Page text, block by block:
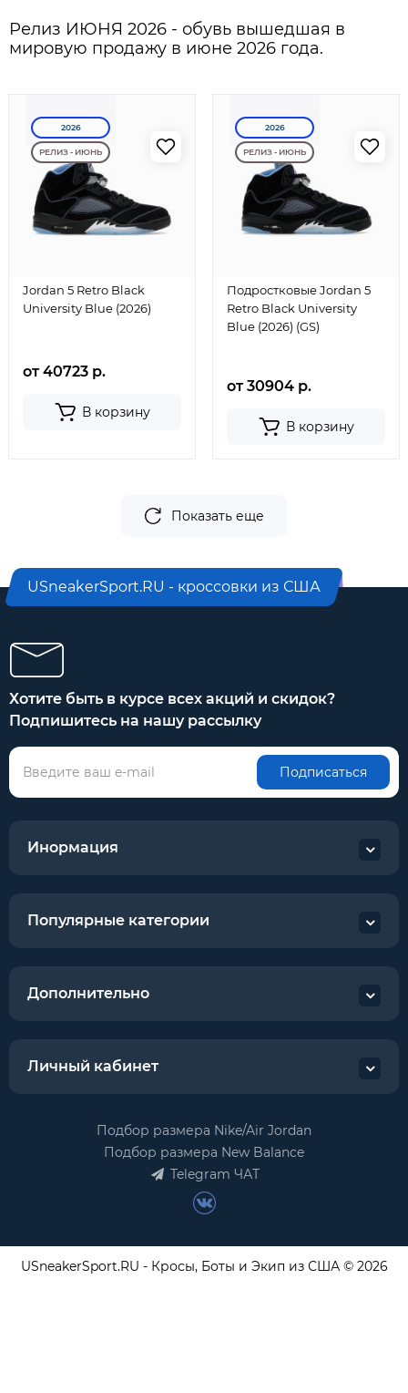
Релиз ИЮНЯ 2026 - обувь вышедшая в
мировую продажу в июне 2026 года.
2026
РЕЛИЗ - ИЮНЬ
Jordan 5 Retro Black
University Blue (2026)
от 40723 р.
В корзину
2026
РЕЛИЗ - ИЮНЬ
Подростковые Jordan 5
Retro Black University
Blue (2026) (GS)
от 30904 р.
В корзину
Показать еще
USneakerSport.RU - кроссовки из США
Хотите быть в курсе всех акций и скидок?
Подпишитесь на нашу рассылку
Подписаться
Инормация
Популярные категории
Дополнительно
Личный кабинет
Подбор размера Nike/Air Jordan
Подбор размера New Balance
Telegram ЧАТ
USneakerSport.RU - Кросы, Боты и Экип из США © 2026